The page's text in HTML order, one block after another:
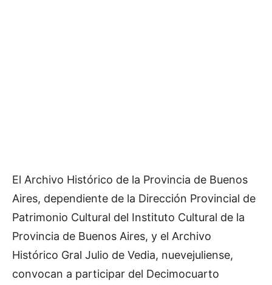
El Archivo Histórico de la Provincia de Buenos
Aires, dependiente de la Dirección Provincial de
Patrimonio Cultural del Instituto Cultural de la
Provincia de Buenos Aires, y el Archivo
Histórico Gral Julio de Vedia, nuevejuliense,
convocan a participar del Decimocuarto